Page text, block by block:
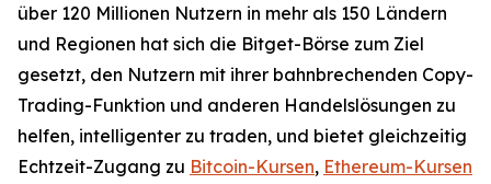
über 120 Millionen Nutzern in mehr als 150 Ländern
und Regionen hat sich die Bitget-Börse zum Ziel
gesetzt, den Nutzern mit ihrer bahnbrechenden Copy-
Trading-Funktion und anderen Handelslösungen zu
helfen, intelligenter zu traden, und bietet gleichzeitig
Echtzeit-Zugang zu Bitcoin-Kursen, Ethereum-Kursen